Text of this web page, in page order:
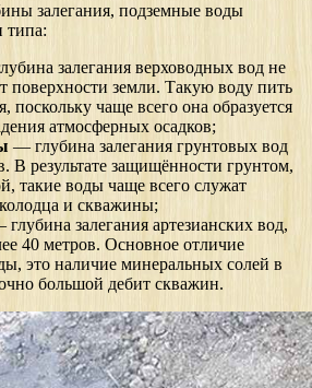
залегания, подземные воды
типа:
залегания верховодных вод не
поверхности земли. Такую воду пить
поскольку чаще всего она образуется
атмосферных осадков;
— глубина залегания грунтовых вод
В результате защищённости грунтом,
такие воды чаще всего служат
и скважины;
залегания артезианских вод,
40 метров. Основное отличие
это наличие минеральных солей в
большой дебит скважин.